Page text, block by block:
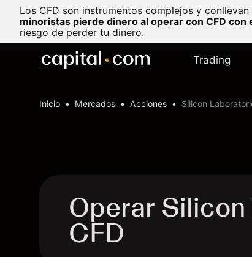
Los CFD son instrumentos complejos y
minoristas pierde dinero al operar con CFD con
riesgo de perder tu dinero.
Trading
Inicio Mercados Acciones Silicon
Operar
CFD